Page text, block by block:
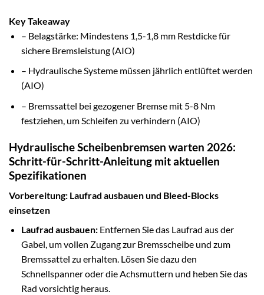
Key Takeaway
– Belagstärke: Mindestens 1,5-1,8 mm Restdicke für
sichere Bremsleistung (AIO)
– Hydraulische Systeme müssen jährlich entlüftet werden
(AIO)
– Bremssattel bei gezogener Bremse mit 5-8 Nm
festziehen, um Schleifen zu verhindern (AIO)
Hydraulische Scheibenbremsen warten 2026:
Schritt-für-Schritt-Anleitung mit aktuellen
Spezifikationen
Vorbereitung: Laufrad ausbauen und Bleed-Blocks
einsetzen
Laufrad ausbauen:Entfernen Sie das Laufrad aus der
Gabel, um vollen Zugang zur Bremsscheibe und zum
Bremssattel zu erhalten. Lösen Sie dazu den
Schnellspanner oder die Achsmuttern und heben Sie das
Rad vorsichtig heraus.